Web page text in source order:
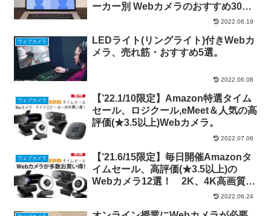
ーカー別 Webカメラのおすすめ30
2022.06.19
ウェブカメラ
LEDライト(リングライト)付きWebカ
メラ、売れ筋・おすすめ5選。
2022.06.08
ウェブカメラ
【’22.1/10限定】Amazon特選タイム
セール、ロジクール,eMeet＆人気の高
評価(★3.5以上)Webカメラ。
2022.07.06
ウェブカメラ
【’21.6/15限定】毎日開催Amazonタ
イムセール、高評価(★3.5以上)の
Webカメラ12選！ 2K、4K高画質
2022.06.24